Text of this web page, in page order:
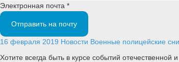
Электронная почта *
Отправить на почту
16 февраля 2019 Новости Военные полицейские
Хотите всегда быть в курсе событий